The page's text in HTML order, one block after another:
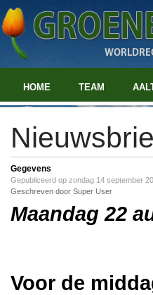
HOME TEAM
Gegevens
Gepubliceerd op zondag 14 september
Geschreven door Super User
Maandag 22
Voor de